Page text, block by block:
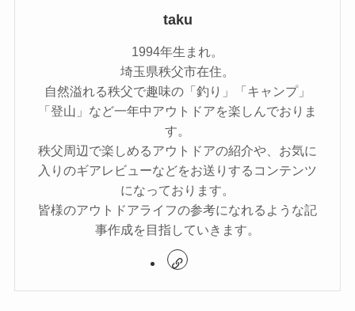
taku
1994年生まれ。
埼玉県秩父市在住。
自然溢れる秩父で趣味の「釣り」「キャンプ」
「登山」など一年中アウトドアを楽しんでおりま
す。
秩父周辺で楽しめるアウトドアの紹介や、お気に
入りのギアレビューなどをお送りするコンテンツ
になっております。
皆様のアウトドアライフの参考になれるような記
事作成を目指していきます。